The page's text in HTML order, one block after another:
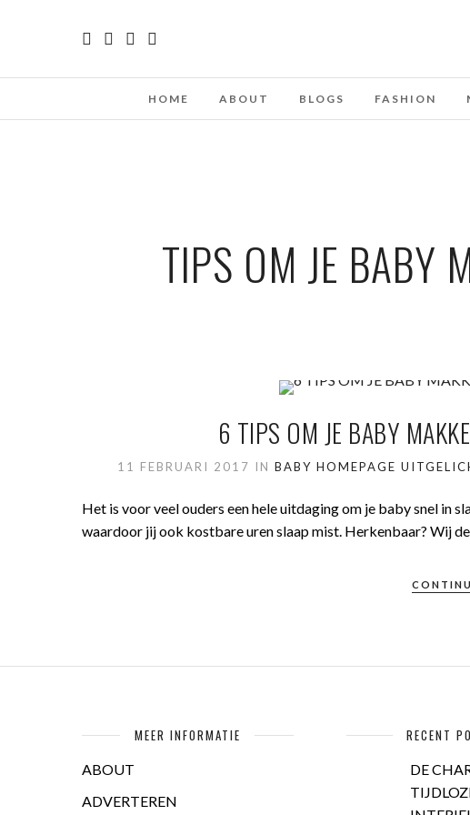
HOME ABOUT BLOGS FASHION
TIPS OM JE BABY
6 TIPS OM JE BABY
11 FEBRUARI 2017 INBABY HOMEPAGE
Het is voor veel ouders een hele uitdaging om je baby snel in
waardoor jij ook kostbare uren slaap mist. Herkenbaar? Wij
MEER INFORMATIE
ABOUT
ADVERTEREN
RECENT
DE